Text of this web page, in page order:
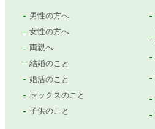
男性の方へ
女性の方へ
両親へ
結婚のこと
婚活のこと
セックスのこと
子供のこと